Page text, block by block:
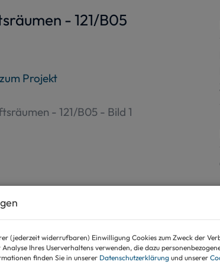
- 121/B05
Projekt
(jederzeit widerrufbaren) Einwilligung Cookies zum Zweck der
Analyse Ihres Userverhaltens verwenden, die dazu
finden Sie in unserer Datenschutzerklärung und unserer